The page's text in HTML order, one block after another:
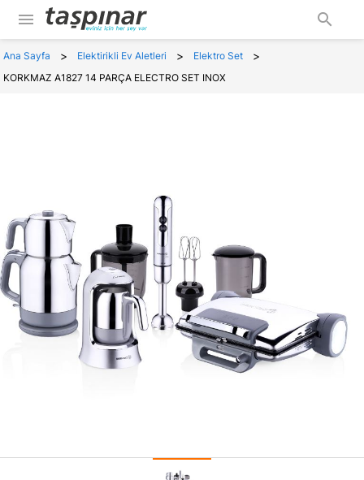
menu search
Ana Sayfa > Elektirikli Ev Aletleri > Elektro Set >
KORKMAZ A1827 14 PARÇA ELECTRO SET INOX